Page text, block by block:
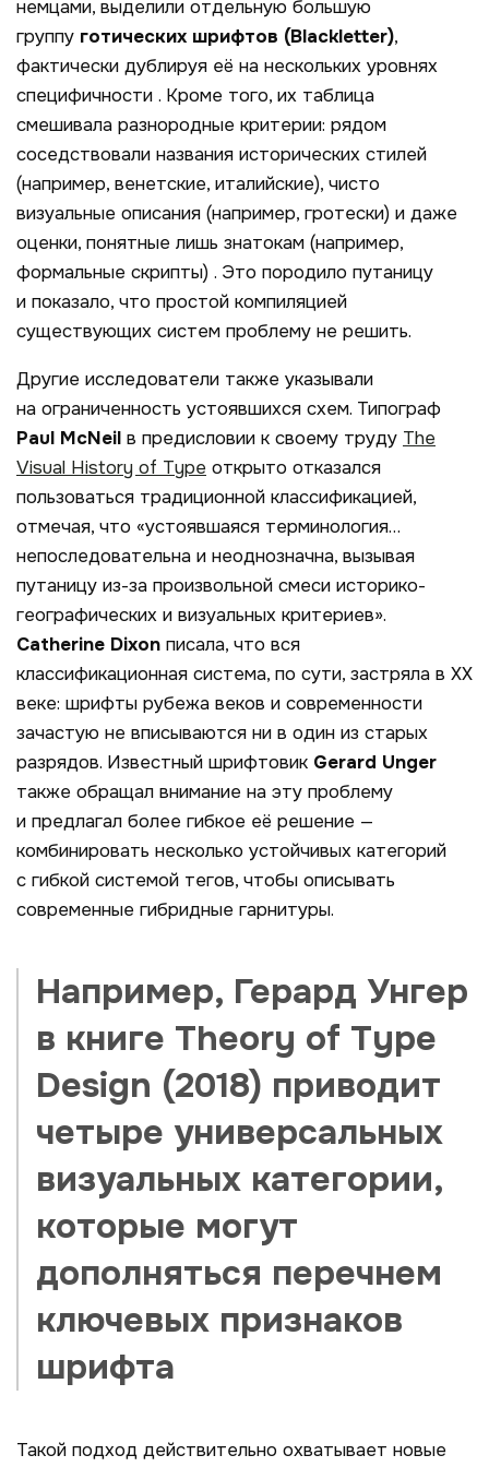
немцами, выделили отдельную большую
группу готических шрифтов (Blackletter),
фактически дублируя её на нескольких уровнях
специфичности . Кроме того, их таблица
смешивала разнородные критерии: рядом
соседствовали названия исторических стилей
(например, венетские, италийские), чисто
визуальные описания (например, гротески) и даже
оценки, понятные лишь знатокам (например,
формальные скрипты) . Это породило путаницу
и показало, что простой компиляцией
существующих систем проблему не решить.
Другие исследователи также указывали
на ограниченность устоявшихся схем. Типограф
Paul McNeil в предисловии к своему труду The
Visual History of Type открыто отказался
пользоваться традиционной классификацией,
отмечая, что «устоявшаяся терминология…
непоследовательна и неоднозначна, вызывая
путаницу из-за произвольной смеси историко-
географических и визуальных критериев».
Catherine Dixon писала, что вся
классификационная система, по сути, застряла в XX
веке: шрифты рубежа веков и современности
зачастую не вписываются ни в один из старых
разрядов. Известный шрифтовик Gerard Unger
также обращал внимание на эту проблему
и предлагал более гибкое её решение —
комбинировать несколько устойчивых категорий
с гибкой системой тегов, чтобы описывать
современные гибридные гарнитуры.
Например, Герард Унгер
в книге Theory of Type
Design (2018) приводит
четыре универсальных
визуальных категории,
которые могут
дополняться перечнем
ключевых признаков
шрифта
Такой подход действительно охватывает новые